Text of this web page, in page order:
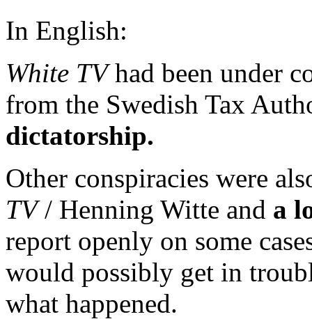
In English:
White TVhad been under
from the Swedish Tax
dictatorship.
Other conspiracies were
TV/ Henning Witte and a
report openly on some
would possibly get in
what happened.